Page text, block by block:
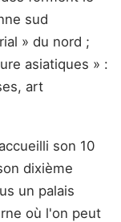
sud
» du nord ;
asiatiques » :
art
son 10
dixième
un palais
où l'on peut